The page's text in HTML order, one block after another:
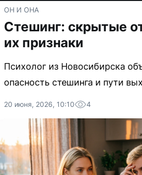
ОН И ОНА
Стешинг: скрытые
их признаки
Психолог из Новосибирска
опасность стешинга и пути
20 июня, 2026, 10:10 4